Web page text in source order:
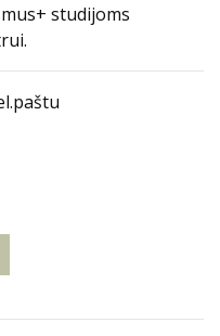
studijoms